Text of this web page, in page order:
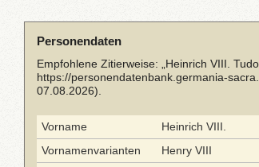
Personendaten
Empfohlene Zitierweise: „Heinrich VIII.
https://personendatenbank.germania-
07.08.2026).
Vorname
Heinrich VIII.
Vornamenvarianten
Henry VIII